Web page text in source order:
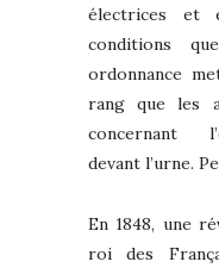
électrices et
conditions
ordonnance
rang que les
concernant
devant l’urne.
En 1848, une
roi des